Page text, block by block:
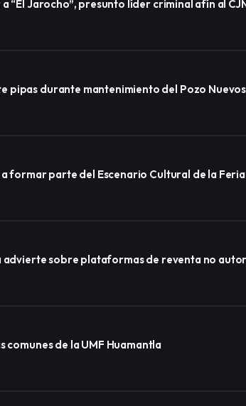
“El Jarocho”, presunto líder criminal afín al
pipas durante mantenimiento del Pozo
formar parte del Escenario Cultural de la
sobre plataformas de reventa no
comunes de la UMF Huamantla